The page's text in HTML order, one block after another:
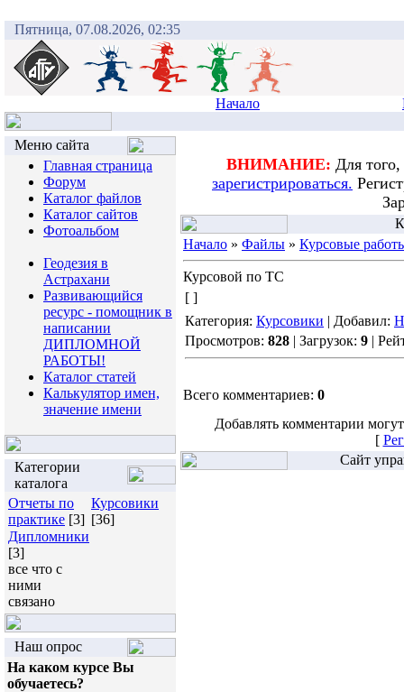
Пятница, 07.08.2026, 02:35
Начало
Меню сайта
Главная страница
Форум
Каталог файлов
Каталог сайтов
Фотоальбом
Геодезия в
Астрахани
Развивающийся
ресурс - помощник в
написании
ДИПЛОМНОЙ
РАБОТЫ!
Каталог статей
Калькулятор имен,
значение имени
Категории
каталога
Отчеты по
практике [3]
Курсовики
[36]
Дипломники
[3]
все что с
ними
связано
Наш опрос
На каком курсе Вы
обучаетесь?
ВНИМАНИЕ: Для
зарегистрироваться.
Начало » Файлы » Курсовые
Курсовой по ТС
[ ]
Категория: Курсовики | Добавил:
Просмотров: 828 | Загрузок: 9 |
Всего комментариев: 0
Добавлять комментарии
[
Сайт